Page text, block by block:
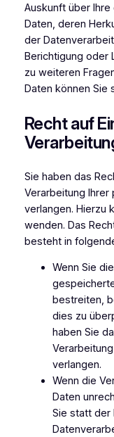
Auskunft über
Daten, deren
der
Berichtigung oder
zu weiteren
Daten können Sie
Recht auf
Sie haben das
Verarbeitung
verlangen. Hierzu
wenden. Das
besteht in
Wenn Sie
bestreiten,
dies zu
haben Sie
verlangen.
Wenn die
Daten
Sie statt der